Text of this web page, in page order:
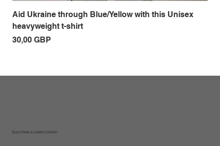
Aid Ukraine through Blue/Yellow with this Unisex
heavyweight t-shirt
Precio
30,00 GBP
Suscríbete a nuestro boletín